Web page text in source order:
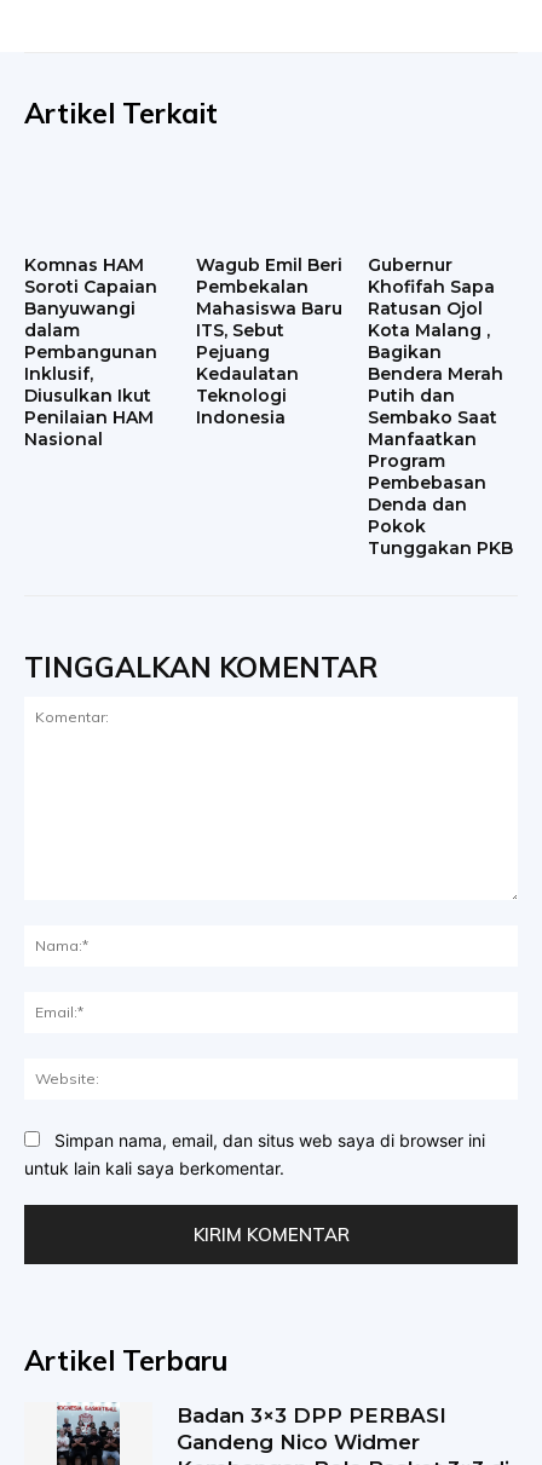
Artikel Terkait
Komnas HAM
Soroti Capaian
Banyuwangi
dalam
Pembangunan
Inklusif,
Diusulkan Ikut
Penilaian HAM
Nasional
Wagub Emil Beri
Pembekalan
Mahasiswa Baru
ITS, Sebut
Pejuang
Kedaulatan
Teknologi
Indonesia
Gubernur
Khofifah Sapa
Ratusan Ojol
Kota Malang ,
Bagikan
Bendera Merah
Putih dan
Sembako Saat
Manfaatkan
Program
Pembebasan
Denda dan
Pokok
Tunggakan PKB
TINGGALKAN KOMENTAR
Simpan nama, email, dan situs web saya di browser ini
untuk lain kali saya berkomentar.
Artikel Terbaru
Badan 3×3 DPP PERBASI
Gandeng Nico Widmer